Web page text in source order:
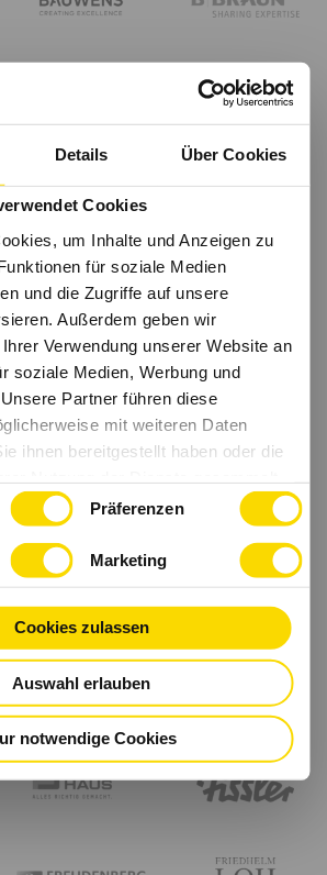
Details Über Cookies
Cookies
um Inhalte und Anzeigen zu
für soziale Medien
und die Zugriffe auf unsere
Außerdem geben wir
Verwendung unserer Website an
soziale Medien, Werbung und
Partner führen diese
mit weiteren Daten
ihnen bereitgestellt haben oder die
Präferenzen
Marketing
Cookies zulassen
Auswahl erlauben
notwendige Cookies